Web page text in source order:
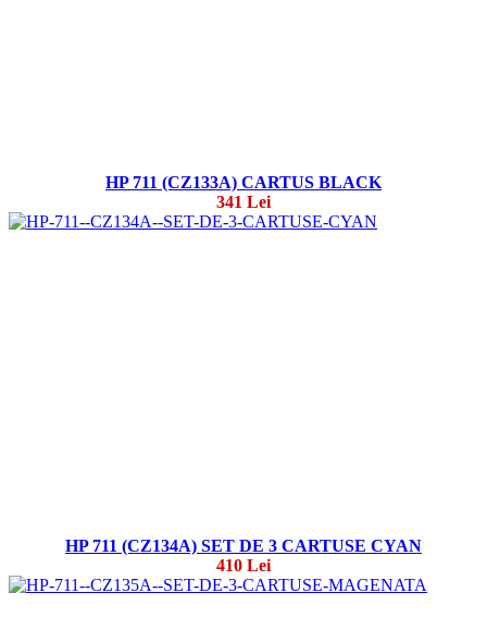
HP 711 (CZ133A) CARTUS BLACK
341 Lei
HP 711 (CZ134A) SET DE 3 CARTUSE CYAN
410 Lei